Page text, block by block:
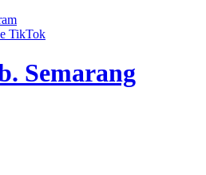
TikTok
Semarang